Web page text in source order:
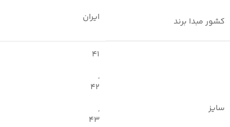
کشور مبدا برند ایران
سایز
41
,
42
,
43